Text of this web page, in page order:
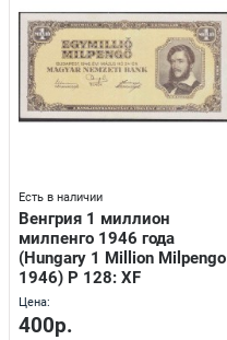
Есть в наличии
Венгрия 1 миллион
милпенго 1946 года
(Hungary 1 Million Milpengo
1946) P 128: XF
Цена:
400р.